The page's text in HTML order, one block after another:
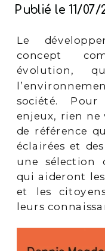
Le
concept
évolution,
société.
enjeux, rien ne
de référence
éclairées et
une sélection
qui aideront
et les
leurs
11/07/
Publié le